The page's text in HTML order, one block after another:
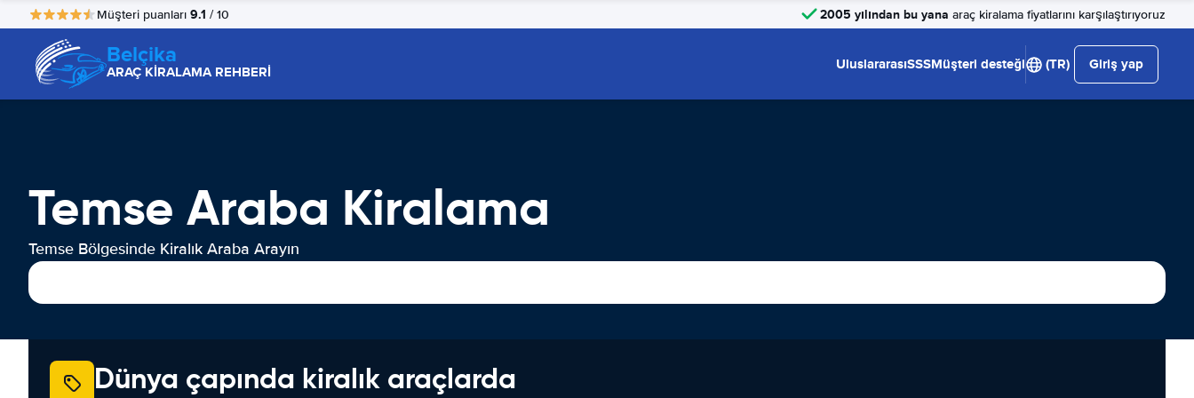
Müşteri puanları 9.1 / 10 2005 yılından bu yana araç kiralama fiyatlarını karşılaştırıyoruz
Belçika
ARAÇ KİRALAMA REHBERİ UluslararasıSSSMüşteri desteği (TR) Giriş yap
Temse Araba Kiralama
Temse Bölgesinde Kiralık Araba Arayın
Dünya çapında kiralık araçlarda